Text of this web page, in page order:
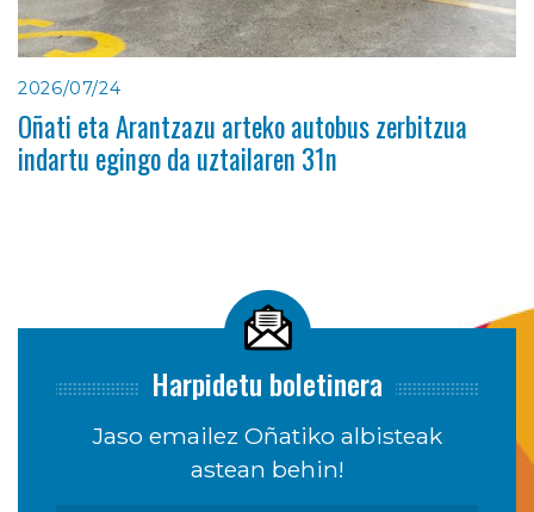
2026/07/24
Oñati eta Arantzazu arteko autobus zerbitzua
indartu egingo da uztailaren 31n
Harpidetu boletinera
Jaso emailez Oñatiko albisteak
astean behin!